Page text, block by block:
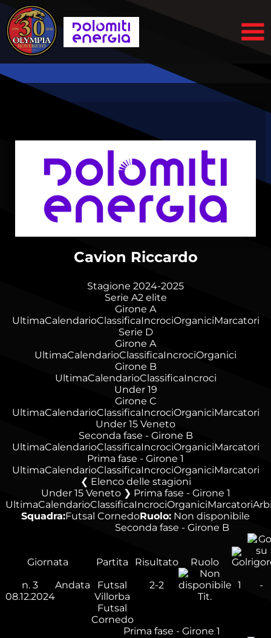
Cavion Riccardo
Stagione 2024-2025
Serie A2 elite
Girone A
UltimaCalendarioClassificaIncrociOrganiciMarcatori
Serie D
Girone A
UltimaCalendarioClassificaIncrociOrganici
Girone B
UltimaCalendarioClassificaIncroci
Under 19
Girone C
UltimaCalendarioClassificaIncrociOrganiciMarcatori
Under 15 Veneto
Seconda fase - Girone B
UltimaCalendarioClassificaIncrociOrganiciMarcatori
Prima fase - Girone 1
UltimaCalendarioClassificaIncrociOrganiciMarcatori
Elenco delle stagioni
Under 15 Veneto ❯ Prima fase - Girone 1
UltimaCalendarioClassificaIncrociOrganiciMarcatori
Squadra:Futsal CornedoRuolo: Non disponibile
Seconda fase - Girone B
Giornata Partita Risultato
Ruolo
n.3
08.12.2024
Andata
Futsal
Villorba
Futsal
Cornedo
2-2
Tit.
1 -
Prima fase - Girone 1